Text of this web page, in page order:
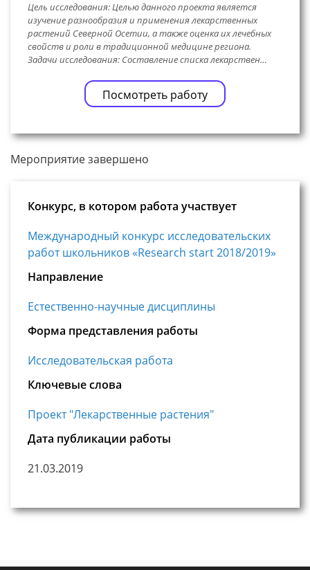
Цель исследования: Целью данного проекта является
изучение разнообразия и применения лекарственных
растений Северной Осетии, а также оценка их лечебных
свойств и роли в традиционной медицине региона.
Задачи исследования: Составление списка лекарствен…
Посмотреть работу
Мероприятие завершено
Конкурс, в котором работа участвует
Международный конкурс исследовательских
работ школьников «Research start 2018/2019»
Направление
Естественно-научные дисциплины
Форма представления работы
Исследовательская работа
Ключевые слова
Проект "Лекарственные растения"
Дата публикации работы
21.03.2019